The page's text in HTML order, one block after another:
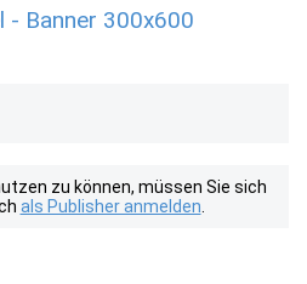
- Banner 300x600
zu können, müssen Sie sich
als Publisher anmelden